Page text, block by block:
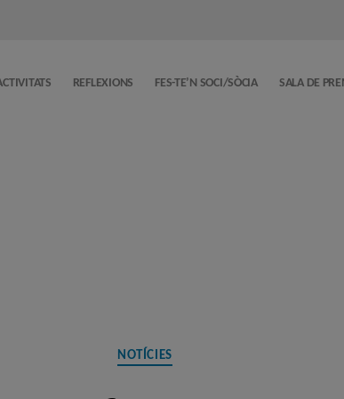
REFLEXIONS FES-TE’N SOCI/SÒCIA SALA DE
Categories
NOTÍCIES